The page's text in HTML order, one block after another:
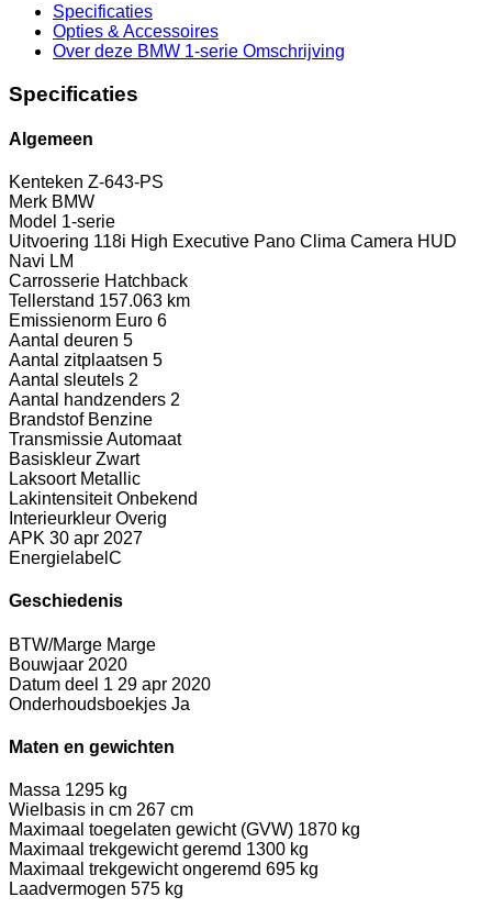
Specificaties
Opties & Accessoires
Over deze BMW 1-serie Omschrijving
Specificaties
Algemeen
Kenteken Z-643-PS
Merk BMW
Model 1-serie
Uitvoering 118i High Executive Pano Clima Camera HUD
Navi LM
Carrosserie Hatchback
Tellerstand 157.063 km
Emissienorm Euro 6
Aantal deuren 5
Aantal zitplaatsen 5
Aantal sleutels 2
Aantal handzenders 2
Brandstof Benzine
TransmissieAutomaat
Basiskleur Zwart
Laksoort Metallic
Lakintensiteit Onbekend
Interieurkleur Overig
APK 30 apr 2027
Energielabel C
Geschiedenis
BTW/Marge Marge
Bouwjaar 2020
Datum deel 1 29 apr 2020
Onderhoudsboekjes Ja
Maten en gewichten
Massa 1295 kg
Wielbasis in cm 267 cm
Maximaal toegelaten gewicht (GVW) 1870 kg
Maximaal trekgewicht geremd 1300 kg
Maximaal trekgewicht ongeremd 695 kg
Laadvermogen 575 kg